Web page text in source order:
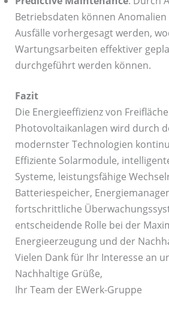
Betriebsdaten können
Ausfälle vorhergesagt werden,
Wartungsarbeiten effektiver
durchgeführt werden können.
Fazit
Die Energieeffizienz von
Photovoltaikanlagen wird durch
modernster Technologien
Effiziente Solarmodule,
Systeme, leistungsfähige
Batteriespeicher,
fortschrittliche
entscheidende Rolle bei der
Energieerzeugung und der
Vielen Dank für Ihr Interesse an
Nachhaltige Grüße,
Ihr Team der EWerk-Gruppe